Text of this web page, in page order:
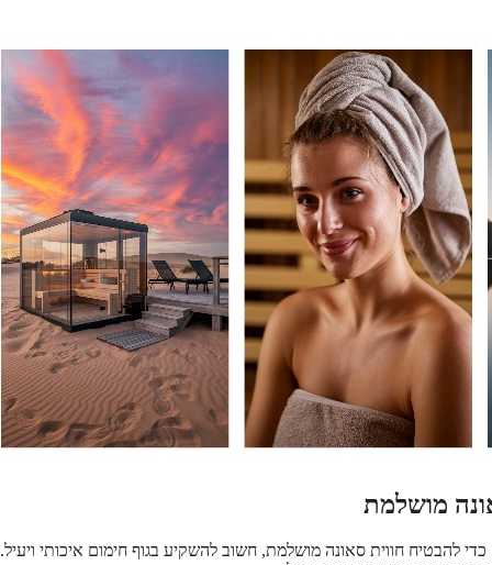
מושלמת
להבטיח חווית סאונה מושלמת, חשוב להשקיע בגוף חימום איכותי ויעיל.